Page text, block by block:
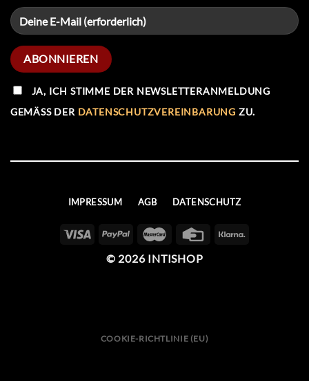
JA, ICH STIMME DER NEWSLETTERANMELDUNG
GEMÄSS DER DATENSCHUTZVEREINBARUNG ZU.
IMPRESSUM AGB DATENSCHUTZ
© 2026 INTISHOP
COOKIE-RICHTLINIE (EU)